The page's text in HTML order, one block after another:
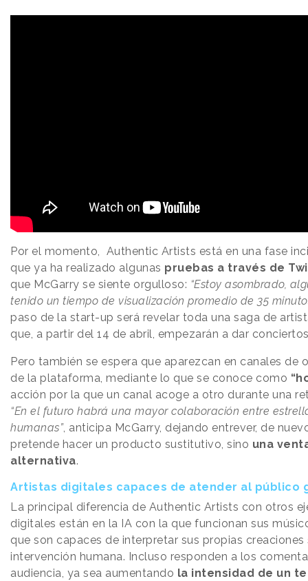
Por el momento, Authentic Artists está en una fase
que ya ha realizado algunas pruebas a través de
que McGarry se siente orgulloso: “Estoy asombrado,
tenido un tiempo de visualización promedio de 35
paso de la start-up será revelar toda una saga de
que, a partir del 14 de abril, empezarán a dar
Pero también se espera que aparezcan en canales de
de la plataforma, mediante lo que se conoce como
acción por la que un canal acoge a otro durante una
“En el futuro habrá una mayor colaboración entre
humanas”, anticipa McGarry, dejando entrever, de
pretende hacer un producto sustitutivo, sino una
alternativa.
Artistas digitales capaces de atender al público
La principal diferencia de Authentic Artists con otros
digitales están en la IA con la que funcionan sus
que son capaces de interpretar sus propias creaciones
intervención humana. Incluso responden a los
audiencia, ya sea aumentando la intensidad de un